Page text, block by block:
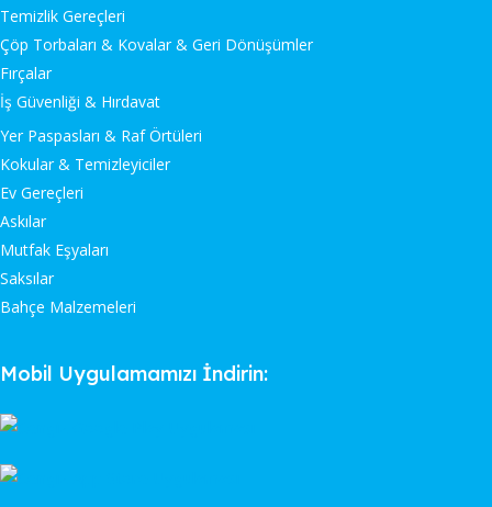
Temizlik Gereçleri
Çöp Torbaları & Kovalar & Geri Dönüşümler
Fırçalar
İş Güvenliği & Hırdavat
Yer Paspasları & Raf Örtüleri
Kokular & Temizleyiciler
Ev Gereçleri
Askılar
Mutfak Eşyaları
Saksılar
Bahçe Malzemeleri
Mobil Uygulamamızı İndirin: